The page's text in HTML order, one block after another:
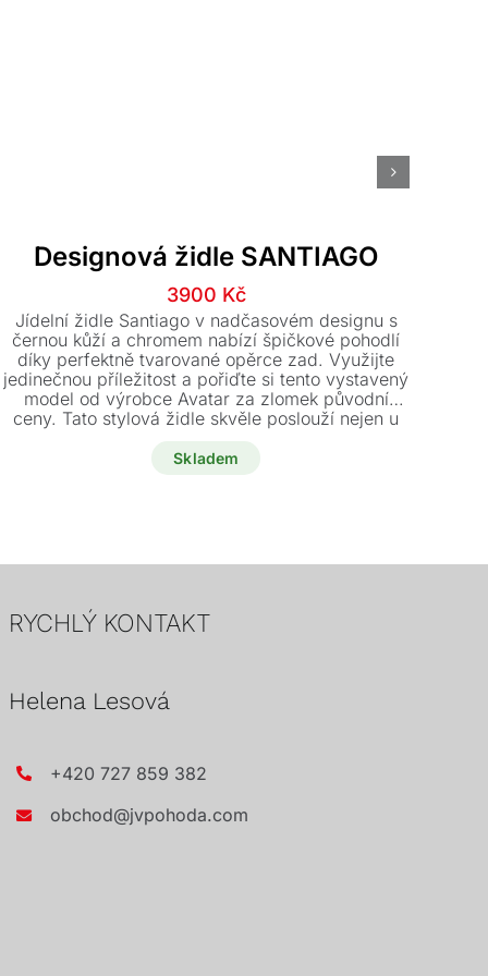
Designová židle SANTIAGO
Původní
cena
byla:
12000 Kč.
3900 Kč
Aktuální
cena
je:
3900 Kč.
Jídelní židle Santiago v nadčasovém designu s
černou kůží a chromem nabízí špičkové pohodlí
díky perfektně tvarované opěrce zad. Využijte
jedinečnou příležitost a pořiďte si tento vystavený
model od výrobce Avatar za zlomek původní
ceny. Tato stylová židle skvěle poslouží nejen u
židle.
Skladem
RYCHLÝ KONTAKT
Helena Lesová
+420 727 859 382
obchod@jvpohoda.com